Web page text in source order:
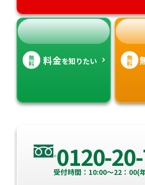
無
料 料金を知りたい 無
料
0120-
受付時間：10:00～22：00(